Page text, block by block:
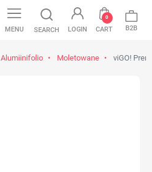
MENU SEARCH LOGIN CART
0
B2B
Alumiinifolio Moletowane viGO!